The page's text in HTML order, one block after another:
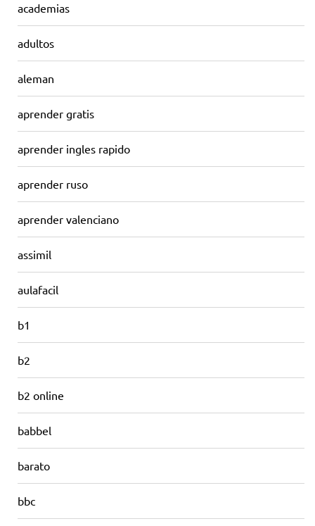
academias
adultos
aleman
aprender gratis
aprender ingles rapido
aprender ruso
aprender valenciano
assimil
aulafacil
b1
b2
b2 online
babbel
barato
bbc